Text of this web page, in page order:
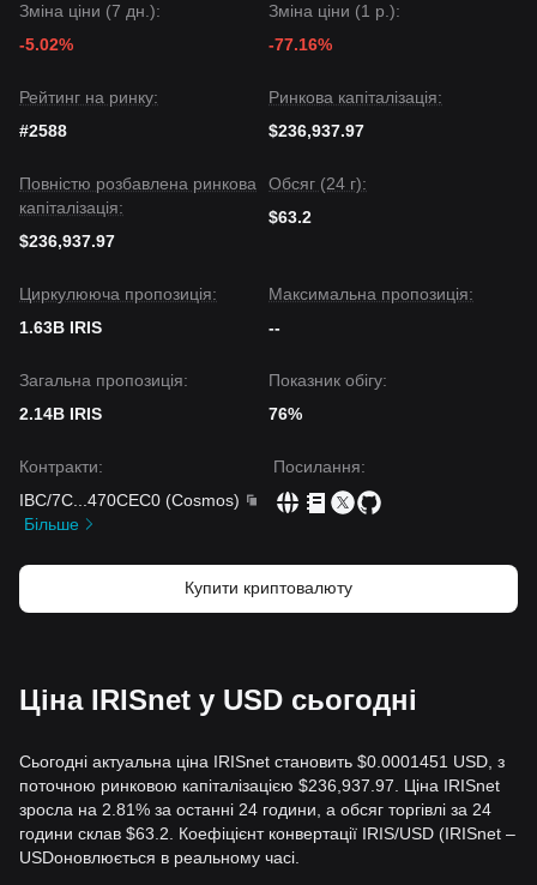
Зміна ціни (7 дн.):
-5.02%
Зміна ціни (1 р.):
-77.16%
Рейтинг на ринку:
#2588
Ринкова капіталізація:
$236,937.97
Повністю розбавлена ринкова
капіталізація:
$236,937.97
Обсяг (24 г):
$63.2
Циркулююча пропозиція:
1.63B IRIS
Максимальна пропозиція:
--
Загальна пропозиція:
2.14B IRIS
Показник обігу:
76%
Контракти:
IBC/7C
470CEC0 (Cosmos)
Більше
Посилання:
Купити криптовалюту
Ціна IRISnet у USD сьогодні
Сьогодні актуальна ціна IRISnet становить $0.0001451 USD, з
поточною ринковою капіталізацією $236,937.97. Ціна IRISnet
зросла на 2.81% за останні 24 години, а обсяг торгівлі за 24
години склав $63.2. Коефіцієнт конвертації IRIS/USD (IRISnet –
USDоновлюється в реальному часі.